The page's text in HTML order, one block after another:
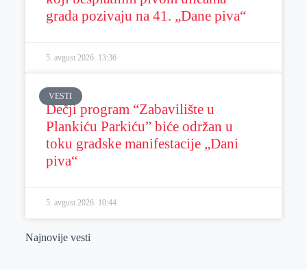
grada pozivaju na 41. „Dane piva“
5. avgust 2026. 13:36
VESTI
Dečji program “Zabavilište u
Plankiću Parkiću” biće održan u
toku gradske manifestacije „Dani
piva“
5. avgust 2026. 10:44
Najnovije vesti